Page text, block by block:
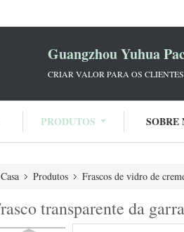
Guangzhou Yuhua
CRIAR VALOR PARA OS
PRODUTOS SOBRE
Casa Produtos Frascos de vidro de
transparente da